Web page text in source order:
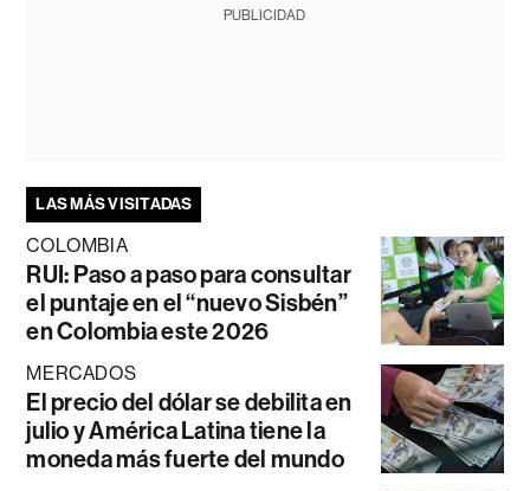
PUBLICIDAD
LAS MÁS VISITADAS
COLOMBIA
RUI: Paso a paso para consultar
el puntaje en el “nuevo Sisbén”
en Colombia este 2026
MERCADOS
El precio del dólar se debilita en
julio y América Latina tiene la
moneda más fuerte del mundo